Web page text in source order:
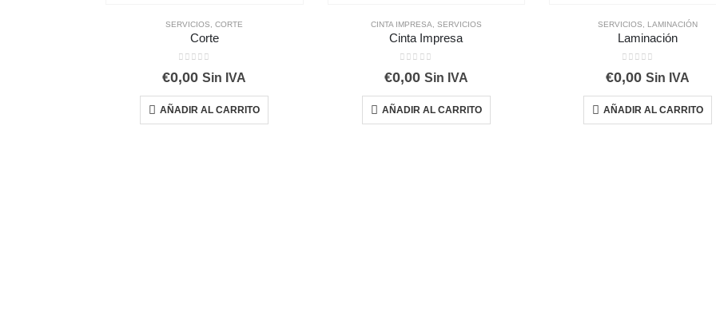
SERVICIOS ,CORTE
Corte
€0,00 Sin IVA
AÑADIR AL CARRITO
CINTA IMPRESA SERVICIOS
Cinta Impresa
€0,00 Sin IVA
AÑADIR AL CARRITO
SERVICIOS LAMINACIÓN
Laminación
€0,00 Sin IVA
AÑADIR AL CARRITO